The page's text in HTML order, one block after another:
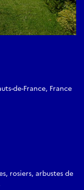
de-France, France
rosiers, arbustes de